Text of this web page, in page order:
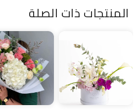
المنتجات ذات الصلة